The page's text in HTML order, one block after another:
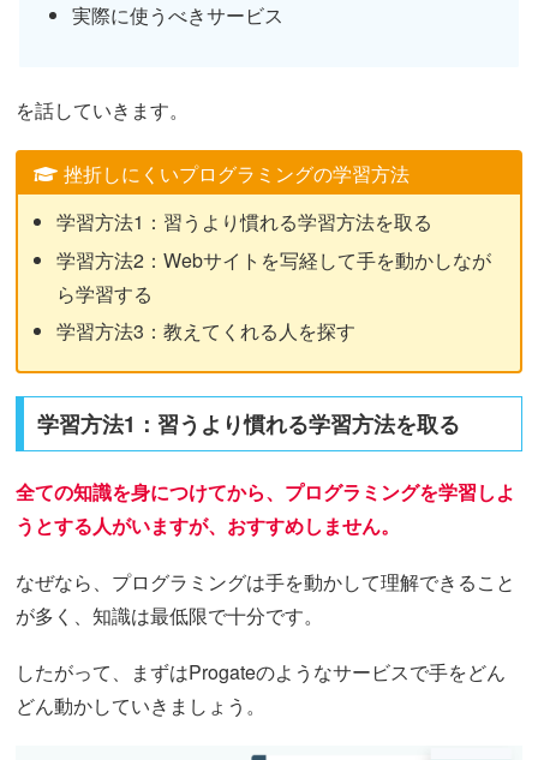
実際に使うべきサービス
を話していきます。
挫折しにくいプログラミングの学習方法
学習方法1：習うより慣れる学習方法を取る
学習方法2：Webサイトを写経して手を動かしなが
ら学習する
学習方法3：教えてくれる人を探す
学習方法1：習うより慣れる学習方法を取る
全ての知識を身につけてから、プログラミングを学習しよ
うとする人がいますが、おすすめしません。
なぜなら、プログラミングは手を動かして理解できること
が多く、知識は最低限で十分です。
したがって、まずはProgateのようなサービスで手をどん
どん動かしていきましょう。